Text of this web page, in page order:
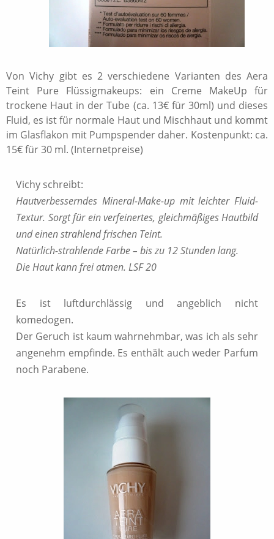
Von Vichy gibt es 2 verschiedene Varianten des Aera
Teint Pure Flüssigmakeups: ein Creme MakeUp für
trockene Haut in der Tube (ca. 13€ für 30ml) und dieses
Fluid, es ist für normale Haut und Mischhaut und kommt
im Glasflakon mit Pumpspender daher. Kostenpunkt: ca.
15€ für 30 ml. (Internetpreise)
Vichy schreibt:
Hautverbesserndes Mineral-Make-up mit leichter Fluid-
Textur. Sorgt für ein verfeinertes, gleichmäßiges Hautbild
und einen strahlend frischen Teint.
Natürlich-strahlende Farbe – bis zu 12 Stunden lang.
Die Haut kann frei atmen. LSF 20
Es ist luftdurchlässig und angeblich nicht
komedogen.
Der Geruch ist kaum wahrnehmbar, was ich als sehr
angenehm empfinde. Es enthält auch weder Parfum
noch Parabene.